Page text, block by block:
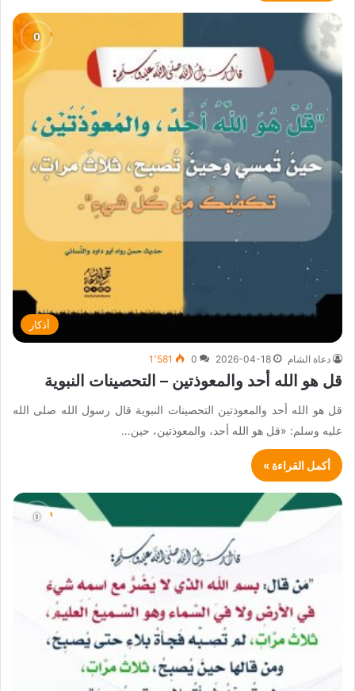
أذكار
دعاة الشام 2026-04-18
0 1٬581
قل هو الله أحد والمعوذتين – التحصينات النبوية
قل هو الله أحد والمعوذتين التحصينات النبوية قال رسول الله صلى الله
عليه وسلم: «قل هو الله أحد، والمعوذتين، حين…
أكمل القراءة »